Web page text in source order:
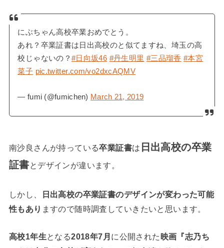
にぶちゃん高校卒業おめでとう。
あれ？卒業証書は日出高校のと似てますね、埼玉の高
校じゃないの？ #日向坂46 #丹生明里 #三品瑠香 #本宮
菜子 pic.twitter.com/vo2dxcAQMV
— fumi (@fumichen) March 21, 2019
南沙良さんが持っている卒業証書は 日出高校の卒業
証書とデザインが違います。
しかし、
日出高校の卒業証書のデザインが変わった可能
性もあり ますので随時調査していきたいと思います。
高校1年生となる2018年7月 に公開された 映画『志乃ち